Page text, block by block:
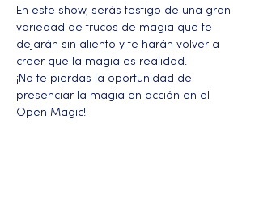
En este show, serás testigo de una gran
variedad de trucos de magia que te
dejarán sin aliento y te harán volver a
creer que la magia es realidad.
¡No te pierdas la oportunidad de
presenciar la magia en acción en el
Open Magic!